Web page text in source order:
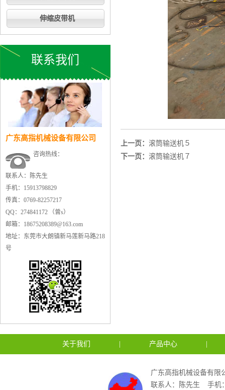
伸缩皮带机
联系我们
广东高指机械设备有限公司
咨询热线：
联系人：陈先生
手机：15913798829
传真：0769-82257217
QQ：274841172 （曾s）
邮箱：18675208389@163.com
地址：东莞市大朗镇新马莲新马路218
号
上一页： 滚筒输送机５
下一页： 滚筒输送机７
关于我们 产品中心
广东高指机械设备有限
联系人：陈先生
手机